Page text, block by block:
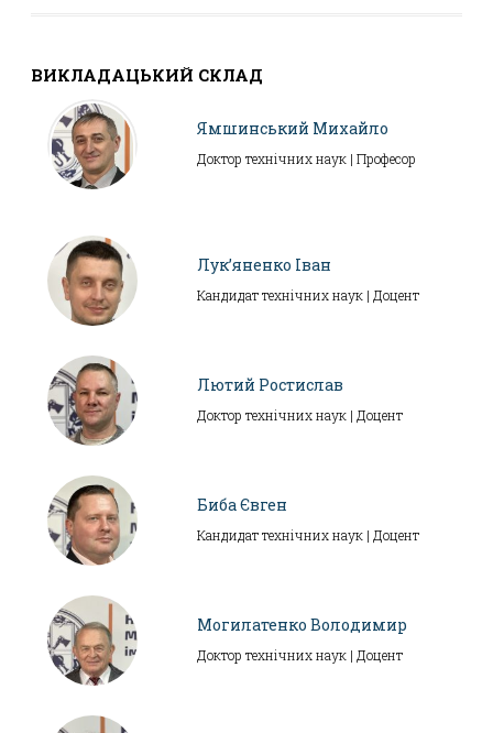
ВИКЛАДАЦЬКИЙ СКЛАД
Ямшинський Михайло
Доктор технічних наук | Професор
Лук’яненко Іван
Кандидат технічних наук | Доцент
Лютий Ростислав
Доктор технічних наук | Доцент
Биба Євген
Кандидат технічних наук | Доцент
Могилатенко Володимир
Доктор технічних наук | Доцент